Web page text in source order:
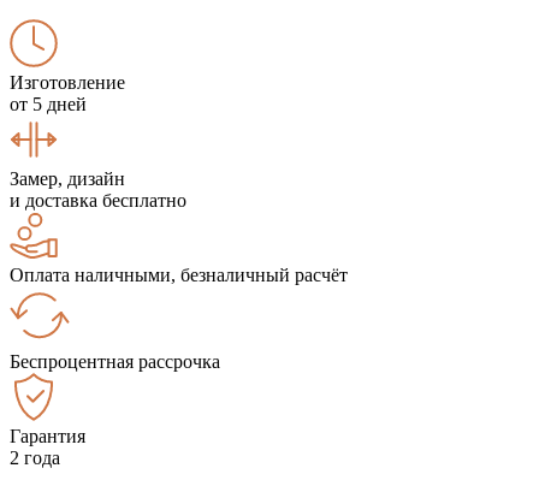
Изготовление
от 5 дней
Замер, дизайн
и доставка бесплатно
Оплата наличными, безналичный расчёт
Беспроцентная рассрочка
Гарантия
2 года